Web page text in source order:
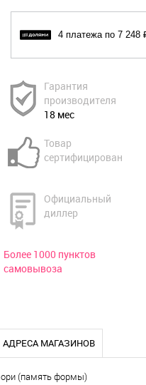
4 платежа по 7 248
Гарантия
производителя
18 мес
Товар
сертифицирован
Официальный
диллер
Более 1000 пунктов
самовывоза
АДРЕСА МАГАЗИНОВ
(память формы)